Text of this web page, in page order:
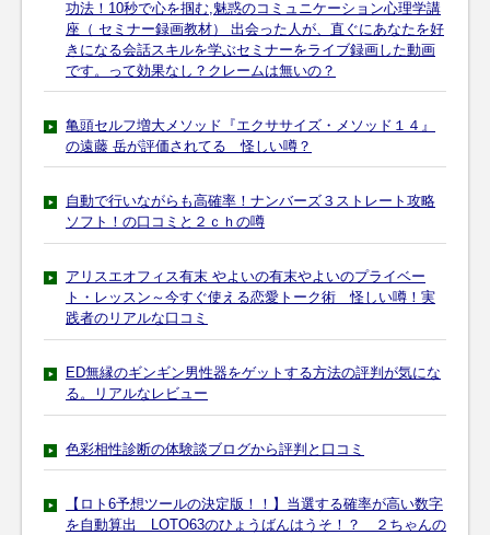
功法！10秒で心を掴む,魅惑のコミュニケーション心理学講
座（ セミナー録画教材） 出会った人が、直ぐにあなたを好
きになる会話スキルを学ぶセミナーをライブ録画した動画
です。って効果なし？クレームは無いの？
亀頭セルフ増大メソッド『エクササイズ・メソッド１４』
の遠藤 岳が評価されてる 怪しい噂？
自動で行いながらも高確率！ナンバーズ３ストレート攻略
ソフト！の口コミと２ｃｈの噂
アリスエオフィス有末 やよいの有末やよいのプライベー
ト・レッスン～今すぐ使える恋愛トーク術 怪しい噂！実
践者のリアルな口コミ
ED無縁のギンギン男性器をゲットする方法の評判が気にな
る。リアルなレビュー
色彩相性診断の体験談ブログから評判と口コミ
【ロト6予想ツールの決定版！！】当選する確率が高い数字
を自動算出 LOTO63のひょうばんはうそ！？ ２ちゃんの